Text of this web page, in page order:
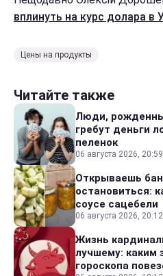
вплинуть на курс долара в
Цены на продукты
Читайте также
Люди,
гребут деньги
пеленок
06 августа 2026, 20:59
Открываешь
остановиться:
соусе сацебели
06 августа 2026, 20:12
Жизнь
лучшему: каким
гороскопа